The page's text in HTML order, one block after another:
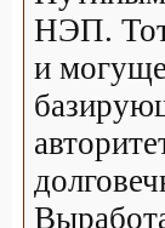
НЭП.
и